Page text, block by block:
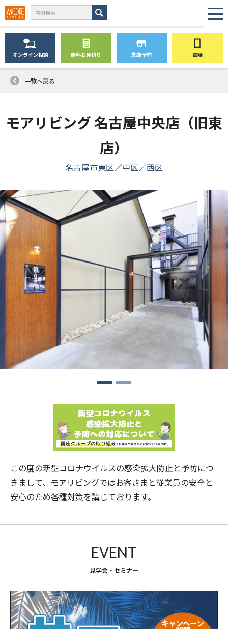
オンライン相談 無料お見積り 来店予約 電話
一覧へ戻る
モアリビング 名古屋中央店（旧東
店）
名古屋市東区／中区／西区
この度の新型コロナウイルスの感染拡大防止と予防につ
きまして、モアリビングではお客さまと従業員の安全と
安心のため各種対策を講じております。
EVENT
見学会・セミナー